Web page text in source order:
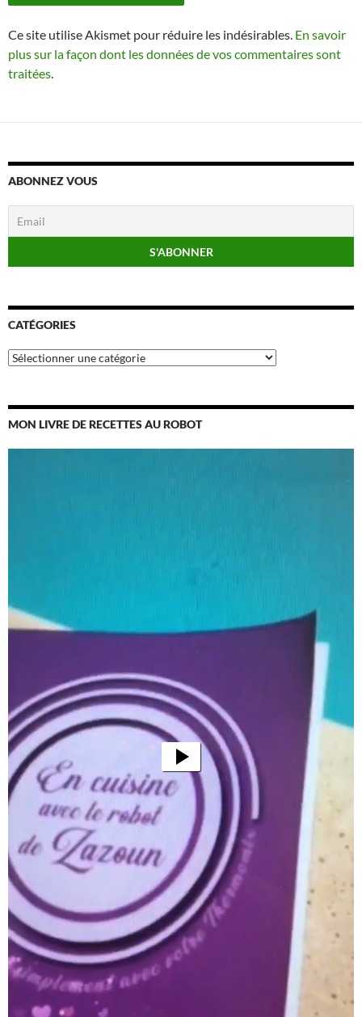
Ce site utilise Akismet pour réduire les indésirables. En savoir
plus sur la façon dont les données de vos commentaires sont
traitées.
ABONNEZ VOUS
CATÉGORIES
Catégories
MON LIVRE DE RECETTES AU ROBOT